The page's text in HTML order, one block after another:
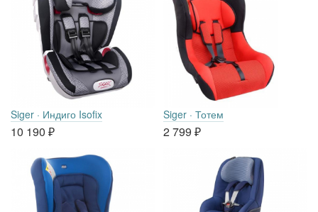
Siger · Индиго Isofix
10 190 ₽
Siger · Тотем
2 799 ₽